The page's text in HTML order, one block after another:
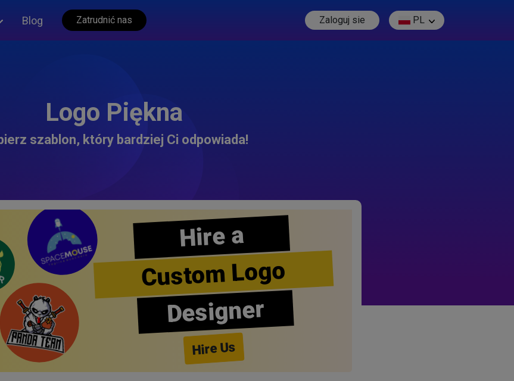
Blog Zatrudnić nas Zaloguj sie PL
Logo Piękna
szablon, który bardziej Ci odpowiada!
Hire a
Custom Logo
Designer
Hire Us